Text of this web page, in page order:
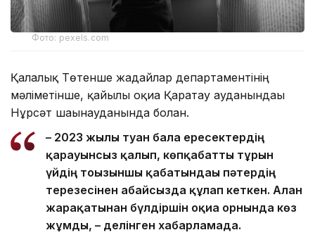
Фото: pexels.com
Қалалық Төтенше жағдайлар департаментінің
мәліметінше, қайғылы оқиға Қаратау ауданындағы
Нұрсәт шағынауданында болған.
– 2023 жылы туған бала ересектердің
қарауынсыз қалып, көпқабатты тұрғын
үйдің тоғызыншы қабатындағы пәтердің
терезесінен абайсызда құлап кеткен. Алған
жарақатынан бүлдіршін оқиға орнында көз
жұмды, – делінген хабарламада.